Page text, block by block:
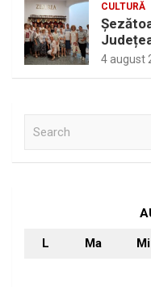
CULTURĂ
4 august
L Ma Mi